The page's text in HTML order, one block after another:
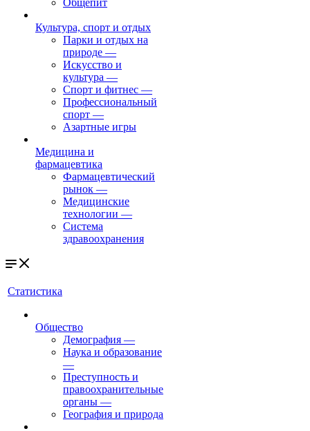
Общепит
Культура, спорт и отдых
Парки и отдых на
природе —
Искусство и
культура —
Спорт и фитнес —
Профессиональный
спорт —
Азартные игры
Медицина и
фармацевтика
Фармацевтический
рынок —
Медицинские
технологии —
Система
здравоохранения
Статистика
Общество
Демография —
Наука и образование
—
Преступность и
правоохранительные
органы —
География и природа